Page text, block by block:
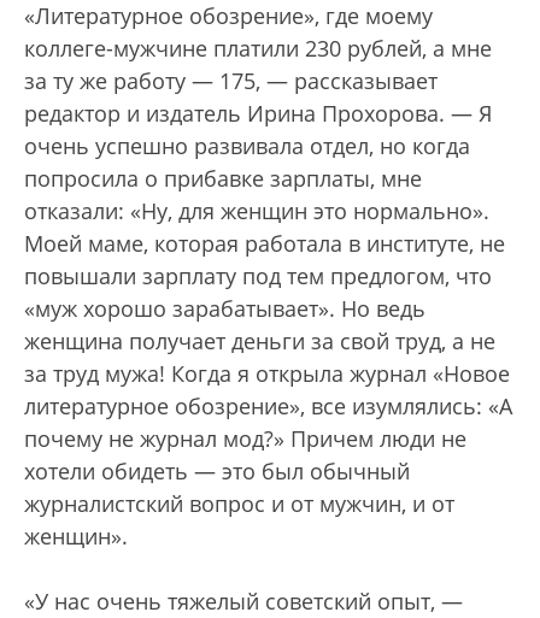
«Литературное обозрение», где моему
коллеге-мужчине платили 230 рублей, а мне
за ту же работу — 175, — рассказывает
редактор и издатель Ирина Прохорова. — Я
очень успешно развивала отдел, но когда
попросила о прибавке зарплаты, мне
отказали: «Ну, для женщин это нормально».
Моей маме, которая работала в институте, не
повышали зарплату под тем предлогом, что
«муж хорошо зарабатывает». Но ведь
женщина получает деньги за свой труд, а не
за труд мужа! Когда я открыла журнал «Новое
литературное обозрение», все изумлялись: «А
почему не журнал мод?» Причем люди не
хотели обидеть — это был обычный
журналистский вопрос и от мужчин, и от
женщин».
«У нас очень тяжелый советский опыт, —